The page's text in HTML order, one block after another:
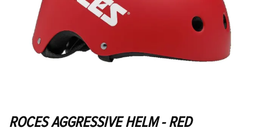
ROCES AGGRESSIVE HELM - RED